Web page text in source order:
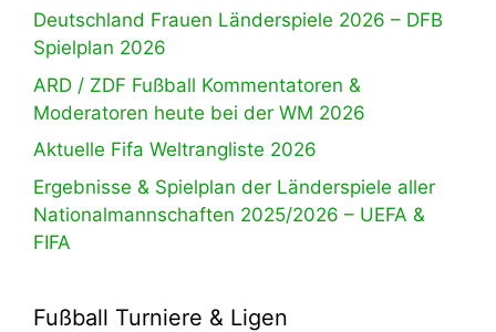
Deutschland Frauen Länderspiele 2026 – DFB
Spielplan 2026
ARD / ZDF Fußball Kommentatoren &
Moderatoren heute bei der WM 2026
Aktuelle Fifa Weltrangliste 2026
Ergebnisse & Spielplan der Länderspiele aller
Nationalmannschaften 2025/2026 – UEFA &
FIFA
Fußball Turniere & Ligen